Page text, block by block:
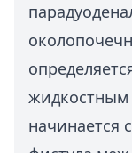
жидкостным
начинается